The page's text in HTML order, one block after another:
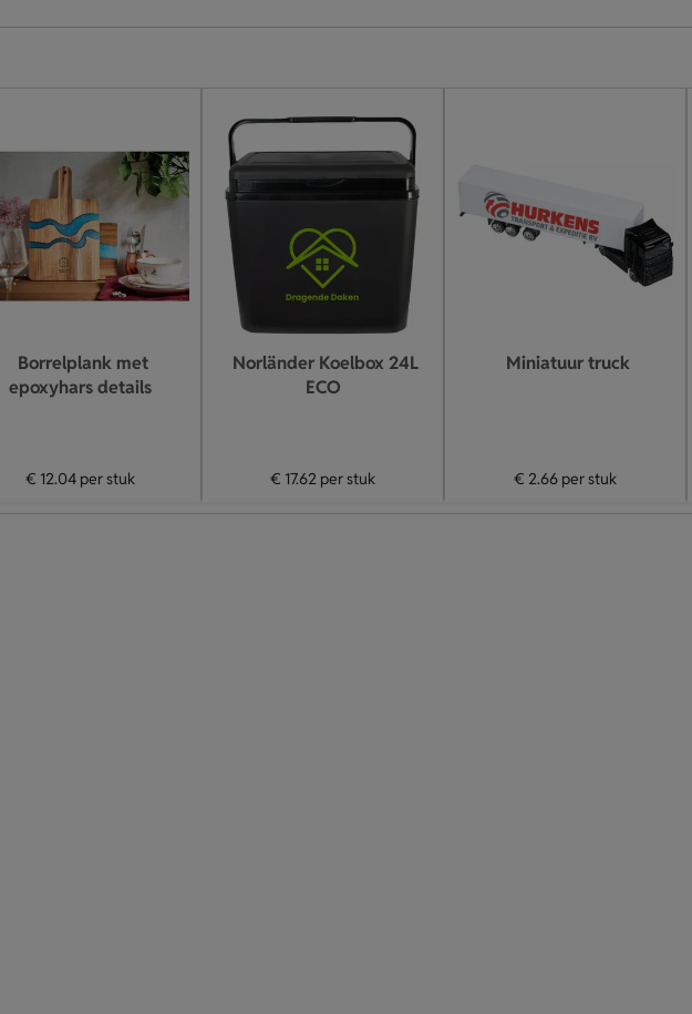
Borrelplank met
epoxyhars details
€ 12.04 per stuk
Norländer Koelbox 24L
ECO
€ 17.62 per stuk
Miniatuur truck
€ 2.66 per stuk